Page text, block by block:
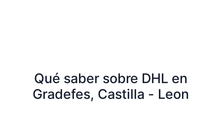
Qué saber sobre DHL en
Gradefes, Castilla - Leon